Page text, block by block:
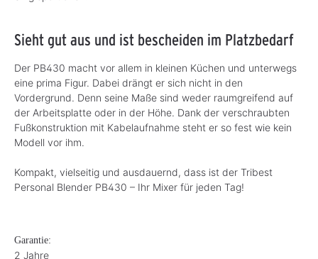
Sieht gut aus und ist bescheiden im Platzbedarf
Der PB430 macht vor allem in kleinen Küchen und unterwegs
eine prima Figur. Dabei drängt er sich nicht in den
Vordergrund. Denn seine Maße sind weder raumgreifend auf
der Arbeitsplatte oder in der Höhe. Dank der verschraubten
Fußkonstruktion mit Kabelaufnahme steht er so fest wie kein
Modell vor ihm.
Kompakt, vielseitig und ausdauernd, dass ist der Tribest
Personal Blender PB430 – Ihr Mixer für jeden Tag!
Garantie:
2 Jahre